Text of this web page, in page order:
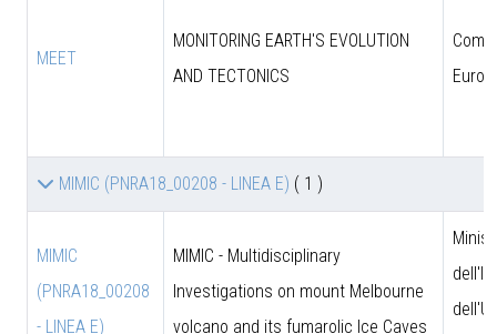
MEET
MONITORING EARTH'S EVOLUTION
AND TECTONICS
MIMIC (PNRA18_00208 - LINEA E) ( 1 )
MIMIC
(PNRA18_00208
- LINEA E)
MIMIC - Multidisciplinary
Investigations on mount Melbourne
volcano and its fumarolic Ice Caves